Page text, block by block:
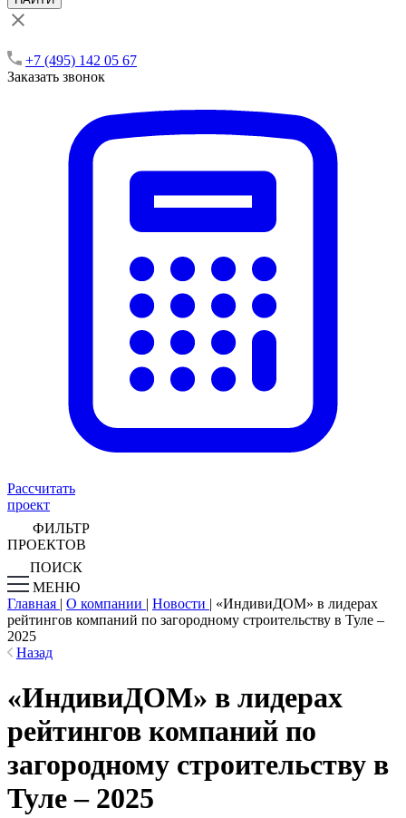
+7 (495) 142 05 67
Заказать звонок
Рассчитать
проект
ФИЛЬТР
ПРОЕКТОВ
ПОИСК
МЕНЮ
Главная | О компании | Новости | «ИндивиДОМ» в лидерах
рейтингов компаний по загородному строительству в Туле –
2025
Назад
«ИндивиДОМ» в лидерах
рейтингов компаний по
загородному строительству в
Туле – 2025